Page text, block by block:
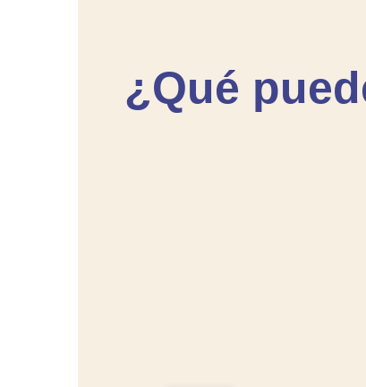
¿Qué